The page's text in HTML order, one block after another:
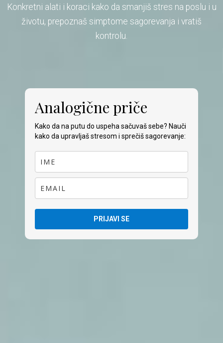
Konkretni alati i koraci kako da smanjiš stres na poslu i u
životu, prepoznaš simptome sagorevanja i vratiš
kontrolu.
Analogične priče
Kako da na putu do uspeha sačuvaš sebe? Nauči
kako da upravljaš stresom i sprečiš sagorevanje:
PRIJAVI SE